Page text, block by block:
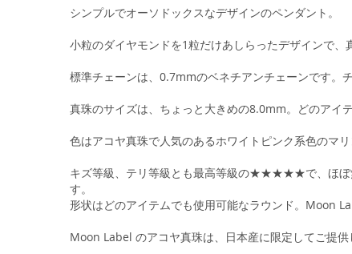
シンプルでオーソドックスなデザインのペンダント。
小粒のダイヤモンドを1粒だけあしらったデザインで、
標準チェーンは、0.7mmのベネチアンチェーンです。
真珠のサイズは、ちょっと大きめの8.0mm。どのアイ
色はアコヤ真珠で人気のあるホワイトピンク系色のマ
キズ等級、テリ等級とも最高等級の★★★★★で、ほぼ
す。
形状はどのアイテムでも使用可能なラウンド。Moon
Moon Label のアコヤ真珠は、日本産に限定してご提供